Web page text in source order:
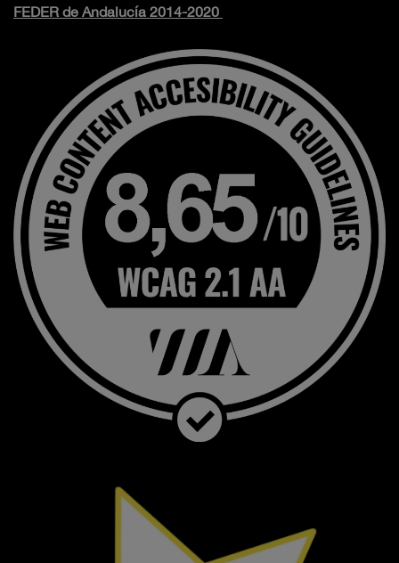
FEDER de Andalucía 2014-2020